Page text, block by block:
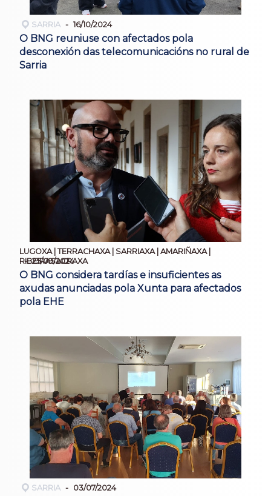
SARRIA 16/10/2024
O BNG reuniuse con afectados pola
desconexión das telecomunicacións no rural de
Sarria
LUGOXA | TERRACHAXA | SARRIAXA | AMARIÑAXA |
RIBEIRASACRAXA
25/09/2024
O BNG considera tardías e insuficientes as
axudas anunciadas pola Xunta para afectados
pola EHE
SARRIA 03/07/2024